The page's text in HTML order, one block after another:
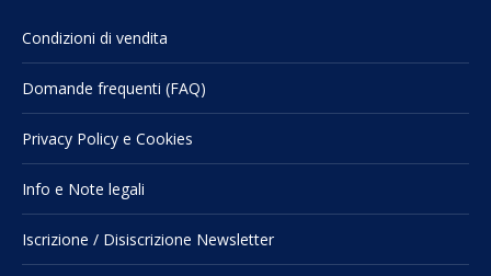
Condizioni di vendita
Domande frequenti (FAQ)
Privacy Policy e Cookies
Info e Note legali
Iscrizione / Disiscrizione Newsletter